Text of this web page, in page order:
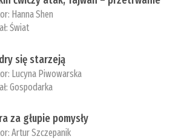
­Hanna Shen
Świat
się starzeją
Lucyna Piwowarska
Gospodarka
za głupie pomysły
Artur Szczepanik